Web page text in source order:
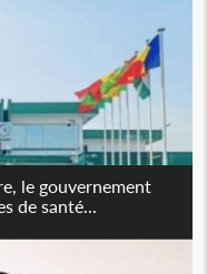
le gouvernement
de santé...